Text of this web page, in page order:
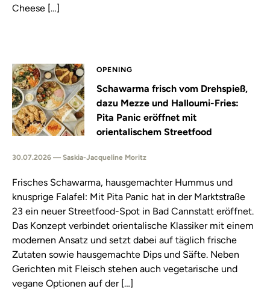
Cheese […]
OPENING
Schawarma frisch vom Drehspieß,
dazu Mezze und Halloumi-Fries:
Pita Panic eröffnet mit
orientalischem Streetfood
30.07.2026 — Saskia-Jacqueline Moritz
Frisches Schawarma, hausgemachter Hummus und
knusprige Falafel: Mit Pita Panic hat in der Marktstraße
23 ein neuer Streetfood-Spot in Bad Cannstatt eröffnet.
Das Konzept verbindet orientalische Klassiker mit einem
modernen Ansatz und setzt dabei auf täglich frische
Zutaten sowie hausgemachte Dips und Säfte. Neben
Gerichten mit Fleisch stehen auch vegetarische und
vegane Optionen auf der […]